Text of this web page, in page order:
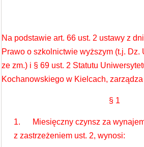
Na podstawie art. 66 ust. 2 ustawy z
Prawo o szkolnictwie wyższym (t.j. Dz.
ze zm.) i § 69 ust. 2 Statutu
Kochanowskiego w Kielcach,
§ 1
1. Miesięczny czynsz za
z zastrzeżeniem ust. 2, wynosi: